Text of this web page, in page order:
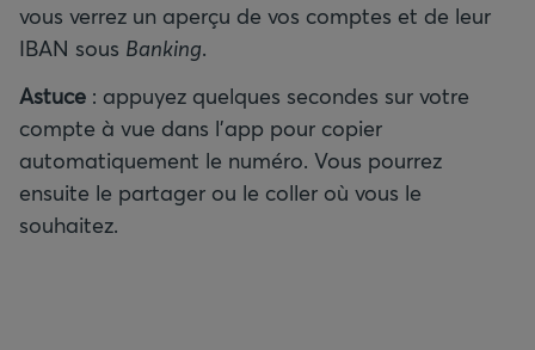
vous verrez un aperçu de vos comptes et de leur
IBAN sous Banking.
Astuce : appuyez quelques secondes sur votre
compte à vue dans l’app pour copier
automatiquement le numéro. Vous pourrez
ensuite le partager ou le coller où vous le
souhaitez.